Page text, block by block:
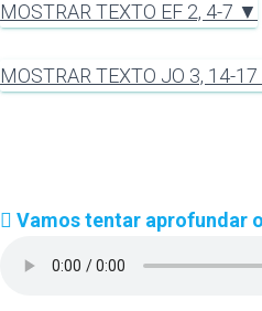
MOSTRAR TEXTO EF 2, 4-7 ▼
MOSTRAR TEXTO JO 3, 14-
Vamos tentar aprofundar